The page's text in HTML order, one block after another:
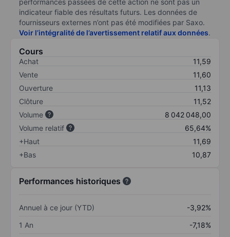
performances passées de cette action ne sont pas un
indicateur fiable des résultats futurs. Les données de
fournisseurs externes n’ont pas été modifiées par Saxo.
Voir l’intégralité de l’avertissement relatif aux données.
Cours
Achat
11,59
Vente
11,60
Ouverture
11,13
Clôture
11,52
Volume
8 042 048,00
Volume relatif
65,64%
+Haut
11,69
+Bas
10,87
Performances historiques
Annuel à ce jour (YTD)
-3,92%
1 An
-7,18%